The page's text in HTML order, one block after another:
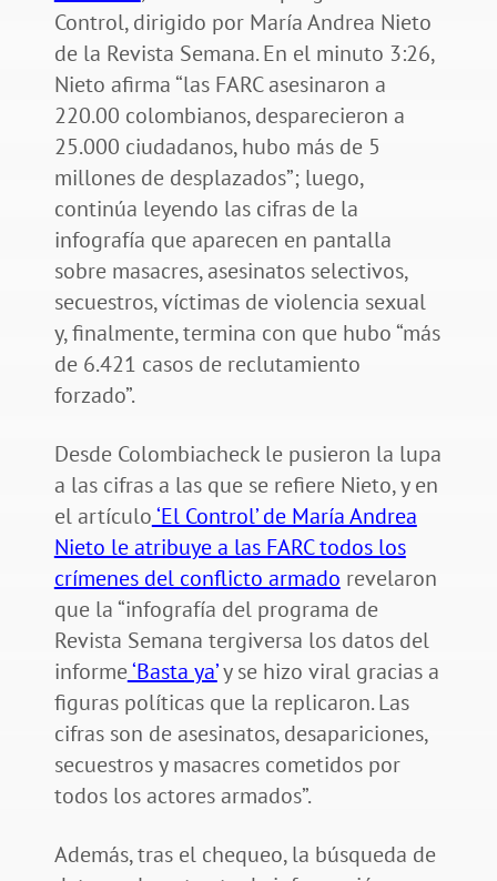
Control, dirigido por María Andrea Nieto
de la Revista Semana. En el minuto 3:26,
Nieto afirma “las FARC asesinaron a
220.00 colombianos, desparecieron a
25.000 ciudadanos, hubo más de 5
millones de desplazados”; luego,
continúa leyendo las cifras de la
infografía que aparecen en pantalla
sobre masacres, asesinatos selectivos,
secuestros, víctimas de violencia sexual
y, finalmente, termina con que hubo “más
de 6.421 casos de reclutamiento
forzado”.
Desde Colombiacheck le pusieron la lupa
a las cifras a las que se refiere Nieto, y en
el artículo‘El Control’ de María Andrea
Nieto le atribuye a las FARC todos los
crímenes del conflicto armado revelaron
que la “infografía del programa de
Revista Semana tergiversa los datos del
informe‘Basta ya’y se hizo viral gracias a
figuras políticas que la replicaron. Las
cifras son de asesinatos, desapariciones,
secuestros y masacres cometidos por
todos los actores armados”.
Además, tras el chequeo, la búsqueda de